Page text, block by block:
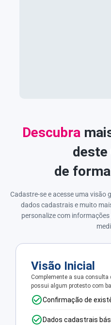
Descubra
deste
de
Cadastre-se e acesse uma visão
dados cadastrais e muito
personalize com
Visão Inicial
Complemente a sua consulta
possui algum protesto com
Confirmação de
Dados cadastrais